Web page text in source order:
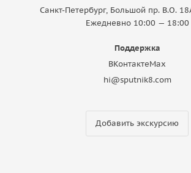
Санкт-Петербург, Большой пр. В.О.
Ежедневно 10:00 — 18:00
Поддержка
ВКонтактеMax
hi@sputnik8.com
Добавить экскурсию